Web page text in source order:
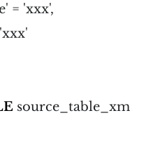
= 'xxx',
source_table_xm